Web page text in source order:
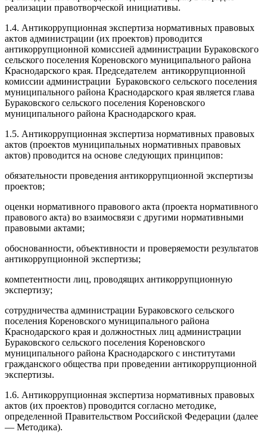
реализации правотворческой инициативы.
1.4. Антикоррупционная экспертиза нормативных правовых
актов администрации (их проектов) проводится
антикоррупционной комиссией администрации Бураковского
сельского поселения Кореновского муниципального района
Краснодарского края. Председателем антикоррупционной
комиссии администрации Бураковского сельского поселения
муниципального района Краснодарского края является глава
Бураковского сельского поселения Кореновского
муниципального района Краснодарского края.
1.5. Антикоррупционная экспертиза нормативных правовых
актов (проектов муниципальных нормативных правовых
актов) проводится на основе следующих принципов:
обязательности проведения антикоррупционной экспертизы
проектов;
оценки нормативного правового акта (проекта нормативного
правового акта) во взаимосвязи с другими нормативными
правовыми актами;
обоснованности, объективности и проверяемости результатов
антикоррупционной экспертизы;
компетентности лиц, проводящих антикоррупционную
экспертизу;
сотрудничества администрации Бураковского сельского
поселения Кореновского муниципального района
Краснодарского края и должностных лиц администрации
Бураковского сельского поселения Кореновского
муниципального района Краснодарского с институтами
гражданского общества при проведении антикоррупционной
экспертизы.
1.6. Антикоррупционная экспертиза нормативных правовых
актов (их проектов) проводится согласно методике,
определенной Правительством Российской Федерации (далее
— Методика).